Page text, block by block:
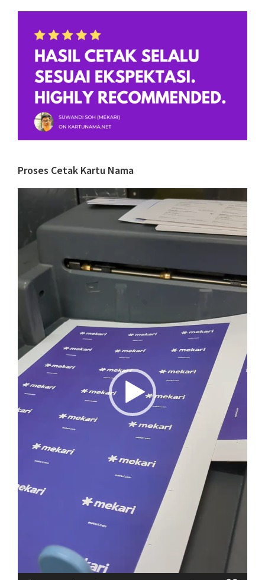
Proses Cetak Kartu Nama